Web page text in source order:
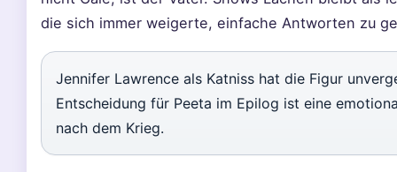
die sich immer weigerte, einfache Antworten zu
Jennifer Lawrence als Katniss hat die Figur
Entscheidung für Peeta im Epilog ist eine
nach dem Krieg.